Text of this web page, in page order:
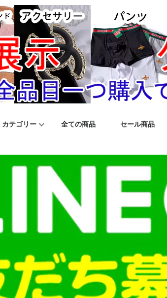
カテゴリー 全ての商品 セール商品